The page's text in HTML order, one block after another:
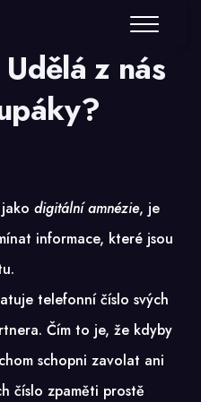
z nás
digitální amnézie, je
informace, které jsou
telefonní číslo svých
Čím to je, že kdyby
schopni zavolat ani
číslo zpaměti prostě